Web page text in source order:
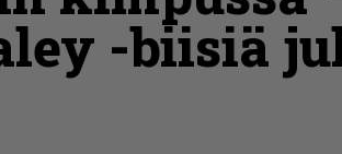
-biisiä